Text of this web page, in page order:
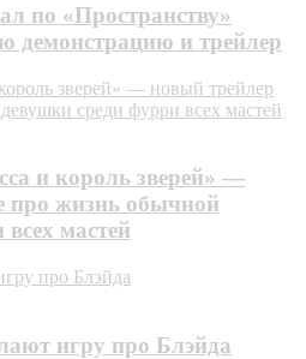
по «Пространству»
демонстрацию и трейлер
зверей» — новый трейлер
среди фурри всех мастей
и король зверей» —
про жизнь обычной
мастей
про Блэйда
игру про Блэйда